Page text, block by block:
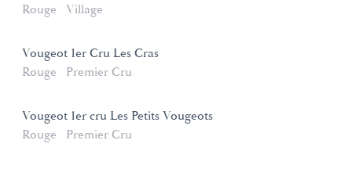
Rouge
Village
Vougeot 1er Cru Les Cras
Rouge
Premier Cru
Vougeot 1er cru Les Petits Vougeots
Rouge
Premier Cru